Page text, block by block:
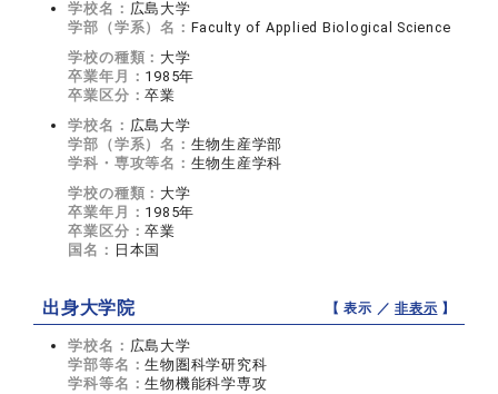
学校名： 広島大学
学部（学系）名： Faculty of Applied Biological Science
学校の種類： 大学
卒業年月： 1985年
卒業区分：卒業
学校名： 広島大学
学部（学系）名： 生物生産学部
学科・専攻等名： 生物生産学科
学校の種類： 大学
卒業年月： 1985年
卒業区分：卒業
国名： 日本国
出身大学院 【 表示 ／非表示 】
学校名： 広島大学
学部等名：生物圏科学研究科
学科等名：生物機能科学専攻